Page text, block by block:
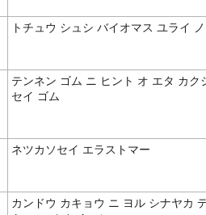
トチュウ シュシ バイオマス ユライ
テンネン ゴム ニ ヒント オ エタ カク
セイ ゴム
ネツカソセイ エラストマー
カンドウ カキョウ ニ ヨル シナヤカ